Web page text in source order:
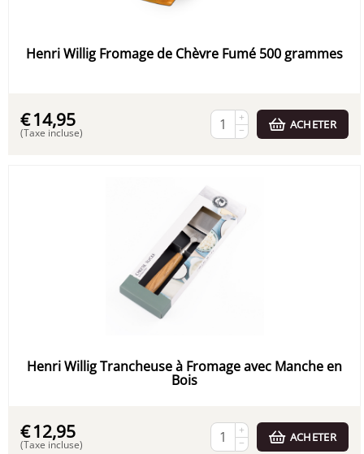
Henri Willig Fromage de Chèvre Fumé 500 grammes
€14,95
(Taxe incluse)
+
−
ACHETER
Henri Willig Trancheuse à Fromage avec Manche en
Bois
€12,95
(Taxe incluse)
+
−
ACHETER